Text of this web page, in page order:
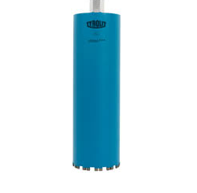
Promo's
Diamantboren Tyrolit
Nederman haspels